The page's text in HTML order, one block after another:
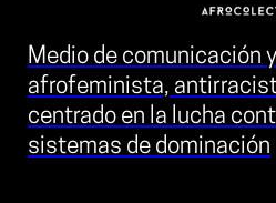
Medio de comunicación
afrofeminista,
centrado en la lucha
sistemas de dominación